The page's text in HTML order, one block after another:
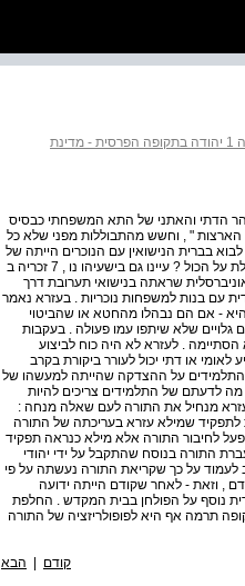
יחידה 1 יהודה בתקופה הפרסית - מדינת
הדתי והאתני של התא המשפחתי כבסיס
הארצות " , וחשש מהתבוללות מפני שלא כל
בברית הנישואין עם הנוכרים הייתה של
השרים וכי הוא נענה ליוזמה זו . . 3 האם הגישה של עזרא הייתה מקובלת על הכול ? עיינו גם בישעיהו נו , 7 זכריה ב
אוניברסלית שראתה בנישואי תערובת דרך
עם בנות למשפחות נוכריות . בעזרא נאמר
על הדבר ומהגשמים " ( עזרא י , ( 9 והשאלה היא - אם הם נבהלו מהחטא או שהביטוי
גלויים שלא שיתפו עמו פעולה . בעקבות
. לעזרא לא היה כוח לביצוע
מתוך מניע לאומי או דתי יכול לעורר ביקורת בקרב
התלמידים על ההצדקה שהייתה למעשהו של
לדעתם של התלמידים צריכים להיות
מנחיל את התורה לעם שאלה מנחה :
ח והביאו ראיות לתפקיד שמילא עזרא בעריכתה של התורה
לחיבור התורה אלא מילא כנראה תפקיד
התורה בנוסח שהתקבל על ידי יהודי
בתורה ( עמ ' 26 – 25 בספר . ( חשוב לעמוד על כך שקריאת התורה נעשתה על פי
, וזאת - לאחר שקודם הייתה ידועה
נוסף על הפולחן בבית המקדש . החלפת
תרמה אף היא לפופולריזציה של התורה
קודם | הבא